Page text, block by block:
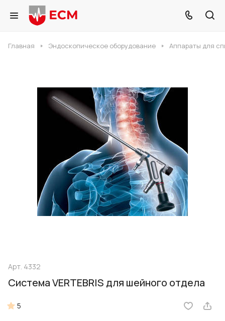
Главная Эндоскопическое оборудование Аппараты для
Арт. 4332
Система VERTEBRIS для шейного отдела
5